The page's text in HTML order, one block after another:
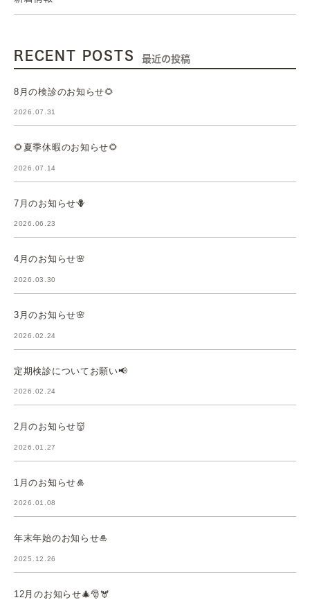
RECENT POSTS 最近の投稿
8月の検診のお知らせ🌻
2026.07.31
🌻夏季休暇のお知らせ🌻
2026.07.14
7月のお知らせ🪻
2026.06.23
4月のお知らせ🌸
2026.03.30
3月のお知らせ🌸
2026.02.24
定期検診についてお願い📢
2026.02.24
2月のお知らせ👹
2026.01.27
1月のお知らせ🎍
2026.01.08
年末年始のお知らせ🎍
2025.12.26
12月のお知らせ🎄🎅🫎